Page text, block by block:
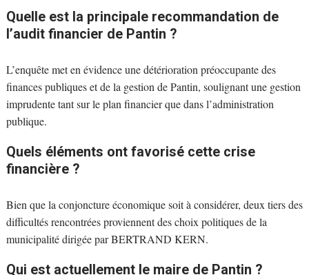
Quelle est la principale recommandation de
l’audit financier de Pantin ?
L’enquête met en évidence une détérioration préoccupante des
finances publiques et de la gestion de Pantin, soulignant une gestion
imprudente tant sur le plan financier que dans l’administration
publique.
Quels éléments ont favorisé cette crise
financière ?
Bien que la conjoncture économique soit à considérer, deux tiers des
difficultés rencontrées proviennent des choix politiques de la
municipalité dirigée par BERTRAND KERN.
Qui est actuellement le maire de Pantin ?